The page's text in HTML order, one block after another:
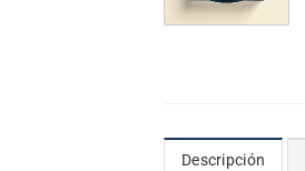
Descripción